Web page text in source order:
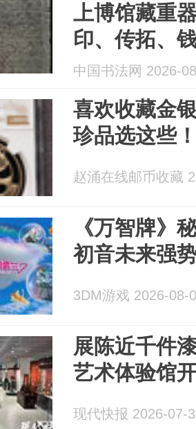
上博馆藏重
印、传拓、
中国书法网 2026-
喜欢收藏金
珍品选这些
赵涌在线邮币收藏
《万智牌》
初音未来强
3DM游戏 2026-08-
展陈近千件
艺术体验馆
现代快报 2026-07-